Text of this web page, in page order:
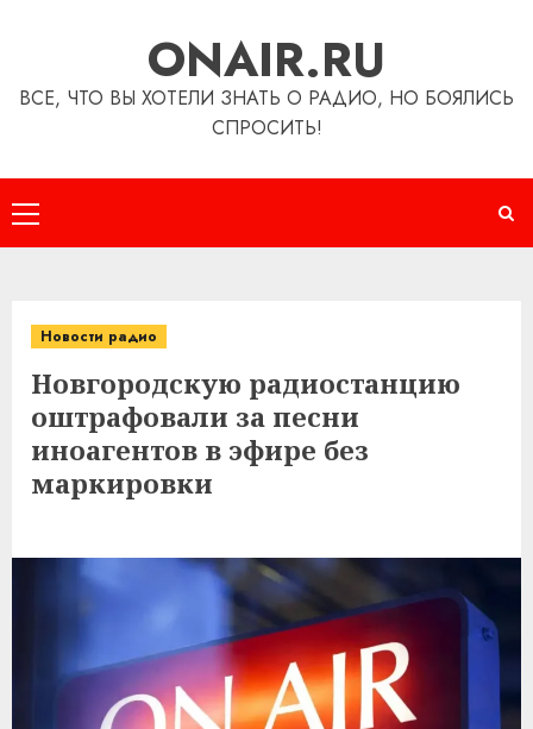
ONAIR.RU
ВСЕ, ЧТО ВЫ ХОТЕЛИ ЗНАТЬ О РАДИО, НО БОЯЛИСЬ
СПРОСИТЬ!
Основное
меню
Новости радио
Новгородскую радиостанцию
оштрафовали за песни
иноагентов в эфире без
маркировки